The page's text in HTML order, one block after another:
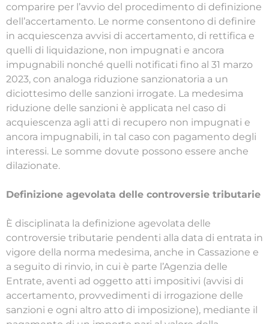
comparire per l’avvio del procedimento di definizione
dell’accertamento. Le norme consentono di definire
in acquiescenza avvisi di accertamento, di rettifica e
quelli di liquidazione, non impugnati e ancora
impugnabili nonché quelli notificati fino al 31 marzo
2023, con analoga riduzione sanzionatoria a un
diciottesimo delle sanzioni irrogate. La medesima
riduzione delle sanzioni è applicata nel caso di
acquiescenza agli atti di recupero non impugnati e
ancora impugnabili, in tal caso con pagamento degli
interessi. Le somme dovute possono essere anche
dilazionate.
Definizione agevolata delle controversie tributarie
È disciplinata la definizione agevolata delle
controversie tributarie pendenti alla data di entrata in
vigore della norma medesima, anche in Cassazione e
a seguito di rinvio, in cui è parte l’Agenzia delle
Entrate, aventi ad oggetto atti impositivi (avvisi di
accertamento, provvedimenti di irrogazione delle
sanzioni e ogni altro atto di imposizione), mediante il